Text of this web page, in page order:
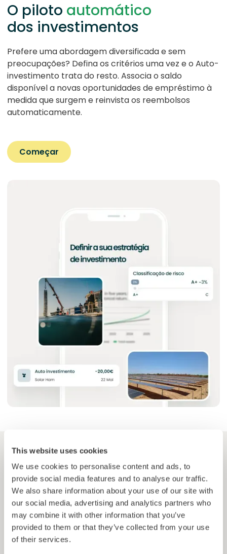
This website uses cookies
We use cookies to personalise content and ads, to
provide social media features and to analyse our traffic.
We also share information about your use of our site with
our social media, advertising and analytics partners who
may combine it with other information that you’ve
provided to them or that they’ve collected from your use
of their services.
O piloto automático
dos investimentos
Prefere uma abordagem diversificada e sem
preocupações? Defina os critérios uma vez e o Auto-
investimento trata do resto. Associa o saldo
disponível a novas oportunidades de empréstimo à
medida que surgem e reinvista os reembolsos
automaticamente.
Começar
Projetos financiados
Mais de 60M€investidos
através da plataforma
Financiado